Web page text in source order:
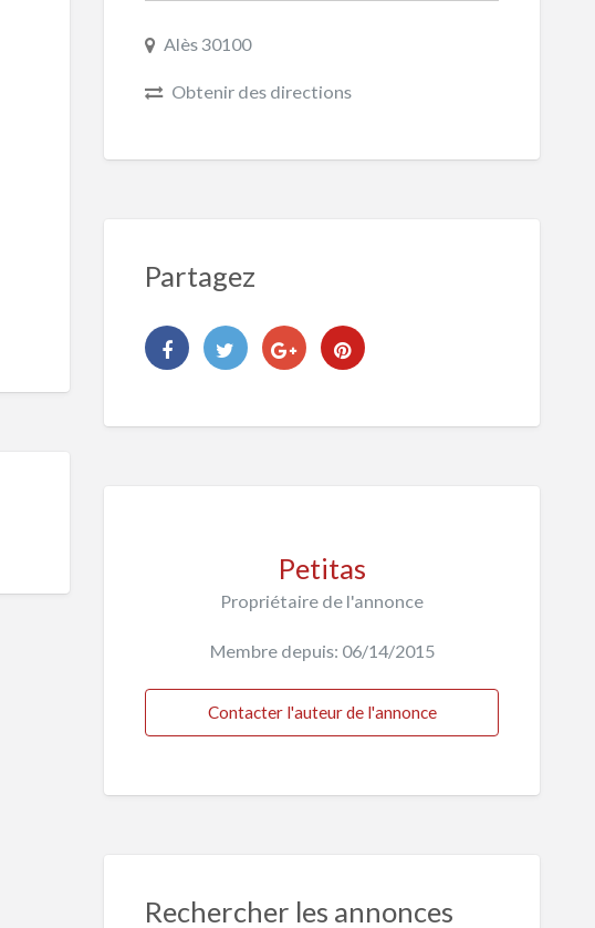
Alès 30100
Obtenir des directions
Partagez
Petitas
Propriétaire de l'annonce
Membre depuis: 06/14/2015
Contacter l'auteur de l'annonce
Rechercher les annonces